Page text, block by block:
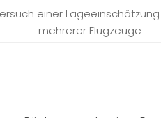
einer
mehrerer Flugzeuge